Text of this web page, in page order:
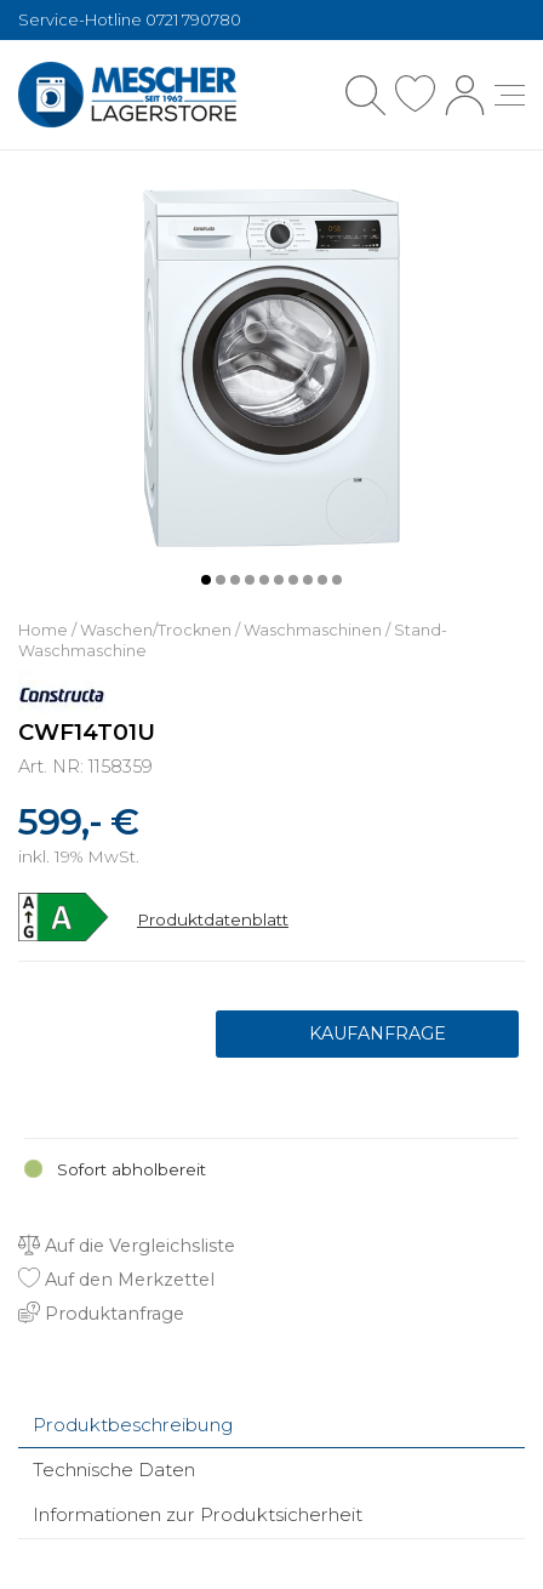
Service-Hotline 0721 790780
Home / Waschen/Trocknen / Waschmaschinen / Stand-
Waschmaschine
CWF14T01U
Art. NR: 1158359
599,- €
inkl. 19% MwSt.
Produktdatenblatt
Sofort abholbereit
Auf die Vergleichsliste
Auf den Merkzettel
Produktanfrage
Produktbeschreibung
Technische Daten
Informationen zur Produktsicherheit